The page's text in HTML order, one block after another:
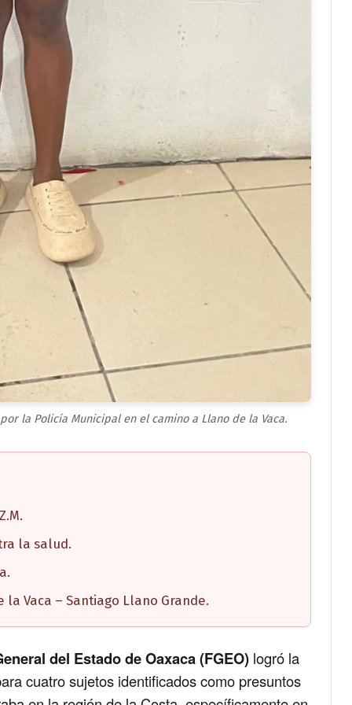
la Policía Municipal en el camino a Llano de la Vaca.
la salud.
Vaca – Santiago Llano Grande.
del Estado de Oaxaca (FGEO) logró la
cuatro sujetos identificados como presuntos